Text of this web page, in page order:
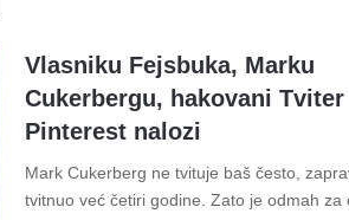
Vlasniku Fejsbuka, Marku
Cukerbergu, hakovani Tviter
Pinterest nalozi
Mark Cukerberg ne tvituje baš često,
tvitnuo već četiri godine. Zato je odmah za